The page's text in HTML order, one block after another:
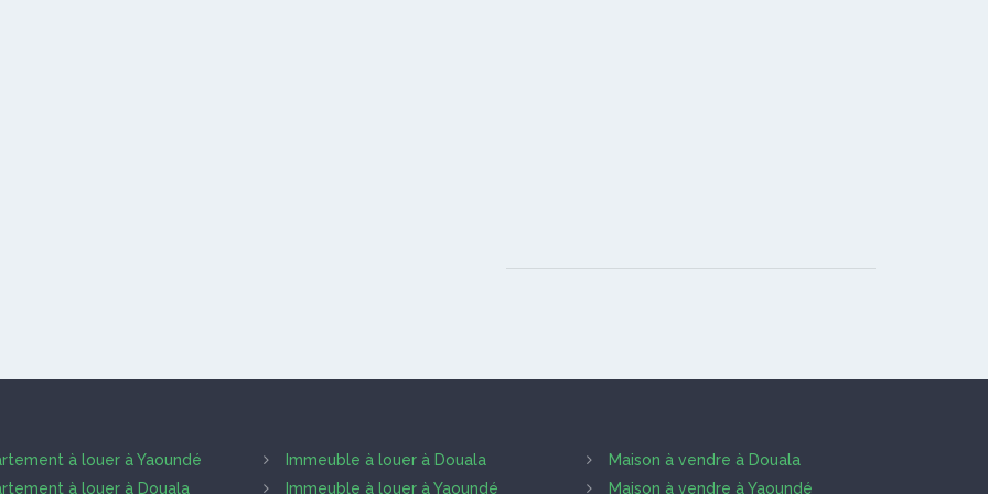
à louer à Yaoundé
à louer à Douala
Immeuble à louer à Douala
Immeuble à louer à Yaoundé
Maison à vendre à Douala
Maison à vendre à Yaoundé